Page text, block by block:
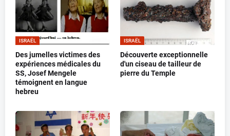
ISRAËL
Des jumelles victimes des
expériences médicales du
SS, Josef Mengele
témoignent en langue
hebreu
ISRAËL
Découverte exceptionnelle
d'un ciseau de tailleur de
pierre du Temple